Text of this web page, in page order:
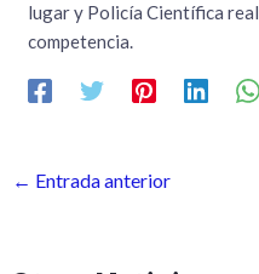
lugar y Policía Científica
competencia.
← Entrada anterior